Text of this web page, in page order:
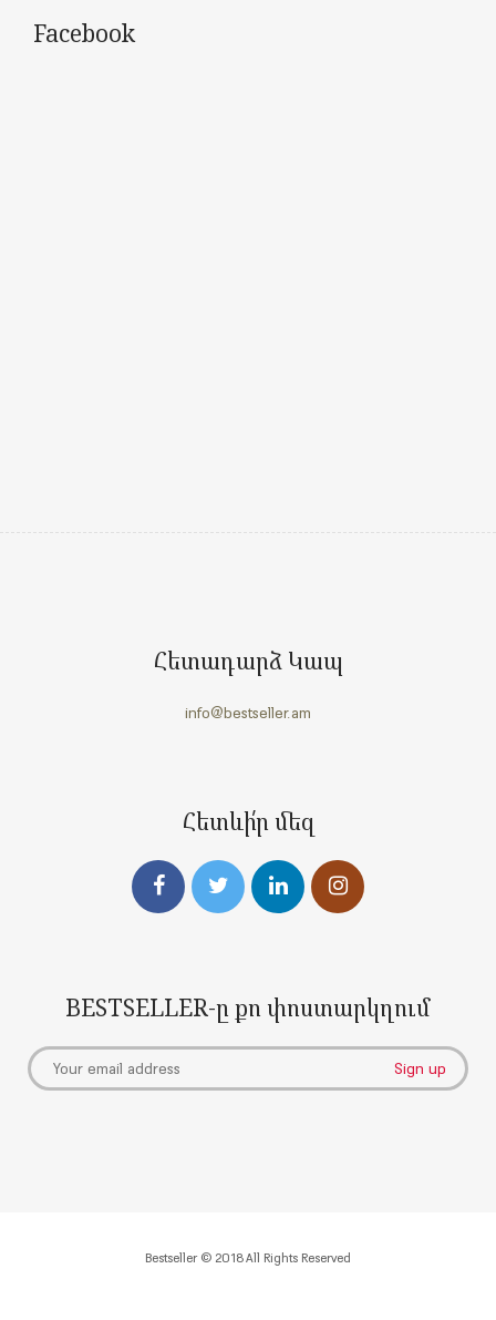
Facebook
Հետադարձ Կապ
info@bestseller.am
Հետևի՛ր մեզ
BESTSELLER-ը քո փոստարկղում
Bestseller © 2018 All Rights Reserved